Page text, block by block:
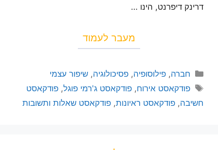
דרינק דיפרנט, הינו …
מעבר לעמוד
חברה,פילוסופיה,פסיכולוגיה,שיפור עצמי
פודקאסט אירוח,פודקאסט ג'רמי פוגל,פודקאסט
חשיבה, פודקאסט ראיונות, פודקאסט שאלות ותשובות